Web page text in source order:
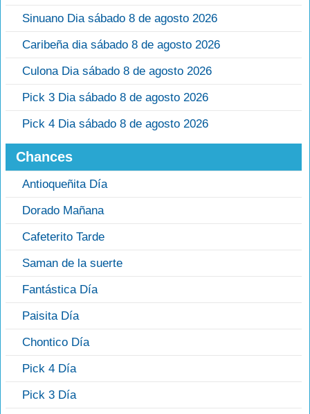
Sinuano Dia sábado 8 de agosto 2026
Caribeña dia sábado 8 de agosto 2026
Culona Dia sábado 8 de agosto 2026
Pick 3 Dia sábado 8 de agosto 2026
Pick 4 Dia sábado 8 de agosto 2026
Chances
Antioqueñita Día
Dorado Mañana
Cafeterito Tarde
Saman de la suerte
Fantástica Día
Paisita Día
Chontico Día
Pick 4 Día
Pick 3 Día